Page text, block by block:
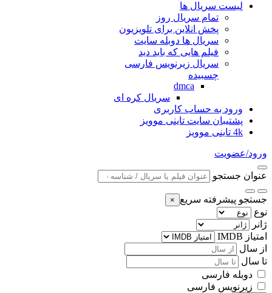
لیست سریال ها
تمام سریال روز
پخش انلاین برای تلویزیون
سریال ها دوبله سایت
فیلم هایی که باید دید
سریال زیرنویس فارسی
چسبیده
dmca
سریال کره ای
ورود به حساب کاربری
پشتیبان سایت تاینی موویز
4k تاینی موویز
ورود/عضویت
عنوان جستجو
جستجو پیشرفته سریع ×
نوع
ژانر
امتیاز IMDB
از سال
تا سال
دوبله فارسی
زیرنویس فارسی